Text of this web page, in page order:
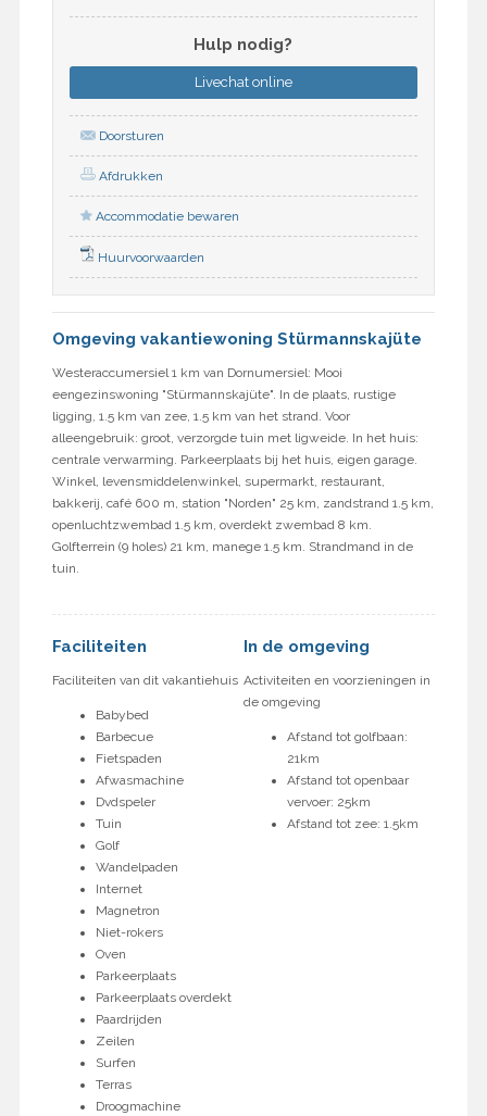
Hulp nodig?
Livechat online
Doorsturen
Afdrukken
Accommodatie bewaren
Huurvoorwaarden
Omgeving vakantiewoning Stürmannskajüte
Westeraccumersiel 1 km van Dornumersiel: Mooi
eengezinswoning "Stürmannskajüte". In de plaats, rustige
ligging, 1.5 km van zee, 1.5 km van het strand. Voor
alleengebruik: groot, verzorgde tuin met ligweide. In het huis:
centrale verwarming. Parkeerplaats bij het huis, eigen garage.
Winkel, levensmiddelenwinkel, supermarkt, restaurant,
bakkerij, café 600 m, station "Norden" 25 km, zandstrand 1.5 km,
openluchtzwembad 1.5 km, overdekt zwembad 8 km.
Golfterrein (9 holes) 21 km, manege 1.5 km. Strandmand in de
tuin.
Faciliteiten
Faciliteiten van dit vakantiehuis
Babybed
Barbecue
Fietspaden
Afwasmachine
Dvdspeler
Tuin
Golf
Wandelpaden
Internet
Magnetron
Niet-rokers
Oven
Parkeerplaats
Parkeerplaats overdekt
Paardrijden
Zeilen
Surfen
Terras
Droogmachine
In de omgeving
Activiteiten en voorzieningen in
de omgeving
Afstand tot golfbaan:
21km
Afstand tot openbaar
vervoer: 25km
Afstand tot zee: 1.5km